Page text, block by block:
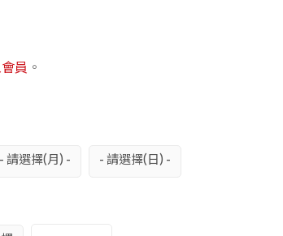
員 。